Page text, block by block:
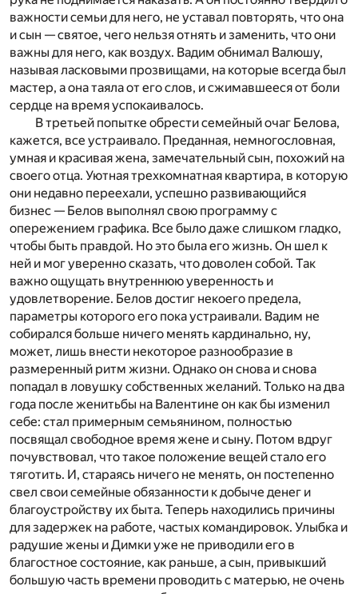
важности семьи для него, не уставал повторять, что она
и сын — святое, чего нельзя отнять и заменить, что они
важны для него, как воздух. Вадим обнимал Валюшу,
называя ласковыми прозвищами, на которые всегда был
мастер, а она таяла от его слов, и сжимавшееся от боли
сердце на время успокаивалось.
В третьей попытке обрести семейный очаг Белова,
кажется, все устраивало. Преданная, немногословная,
умная и красивая жена, замечательный сын, похожий на
своего отца. Уютная трехкомнатная квартира, в которую
они недавно переехали, успешно развивающийся
бизнес — Белов выполнял свою программу с
опережением графика. Все было даже слишком гладко,
чтобы быть правдой. Но это была его жизнь. Он шел к
ней и мог уверенно сказать, что доволен собой. Так
важно ощущать внутреннюю уверенность и
удовлетворение. Белов достиг некоего предела,
параметры которого его пока устраивали. Вадим не
собирался больше ничего менять кардинально, ну,
может, лишь внести некоторое разнообразие в
размеренный ритм жизни. Однако он снова и снова
попадал в ловушку собственных желаний. Только на два
года после женитьбы на Валентине он как бы изменил
себе: стал примерным семьянином, полностью
посвящал свободное время жене и сыну. Потом вдруг
почувствовал, что такое положение вещей стало его
тяготить. И, стараясь ничего не менять, он постепенно
свел свои семейные обязанности к добыче денег и
благоустройству их быта. Теперь находились причины
для задержек на работе, частых командировок. Улыбка и
радушие жены и Димки уже не приводили его в
благостное состояние, как раньше, а сын, привыкший
большую часть времени проводить с матерью, не очень